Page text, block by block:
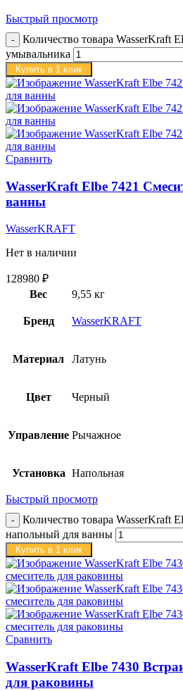
Быстрый просмотр
Количество товара WasserKraft
умывальника
Купить в 1 клик
Сравнить
WasserKraft Elbe 7421
ванны
WasserKRAFT
Нет в наличии
128980 ₽
Вес
9,55 кг
Бренд WasserKRAFT
Материал Латунь
Цвет Черный
Управление Рычажное
Установка Напольная
Быстрый просмотр
Количество товара WasserKraft
напольный для ванны
Купить в 1 клик
Сравнить
WasserKraft Elbe 7430
для раковины